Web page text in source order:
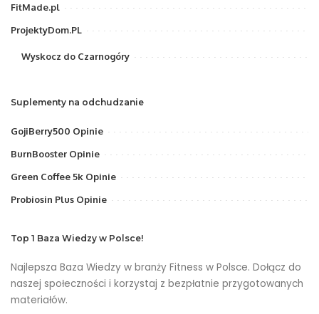
FitMade.pl
ProjektyDom.PL
Wyskocz do Czarnogóry
Suplementy na odchudzanie
GojiBerry500 Opinie
BurnBooster Opinie
Green Coffee 5k Opinie
Probiosin Plus Opinie
Top 1 Baza Wiedzy w Polsce!
Najlepsza Baza Wiedzy w branży Fitness w Polsce. Dołącz do
naszej społeczności i korzystaj z bezpłatnie przygotowanych
materiałów.